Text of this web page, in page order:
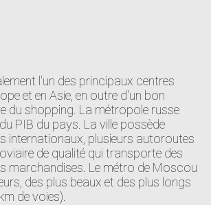
l'un des principaux centres
et en Asie, en outre d'un bon
du shopping. La métropole russe
PIB du pays. La ville possède
internationaux, plusieurs autoroutes
de qualité qui transporte des
marchandises. Le métro de Moscou
des plus beaux et des plus longs
de voies).